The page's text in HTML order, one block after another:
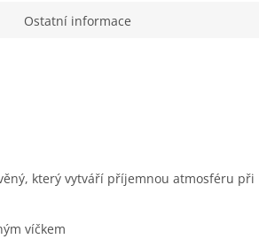
Ostatní informace
který vytváří příjemnou atmosféru při
víčkem